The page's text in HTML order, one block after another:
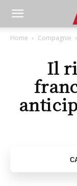
Home Compagnie
Il